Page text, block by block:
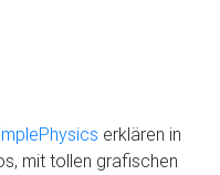
erklären in
mit tollen grafischen